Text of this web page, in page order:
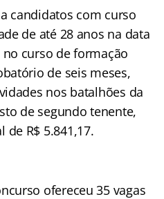
candidatos com curso
de até 28 anos na data
curso de formação
de seis meses,
nos batalhões da
de segundo tenente,
R$ 5.841,17.
ofereceu 35 vagas